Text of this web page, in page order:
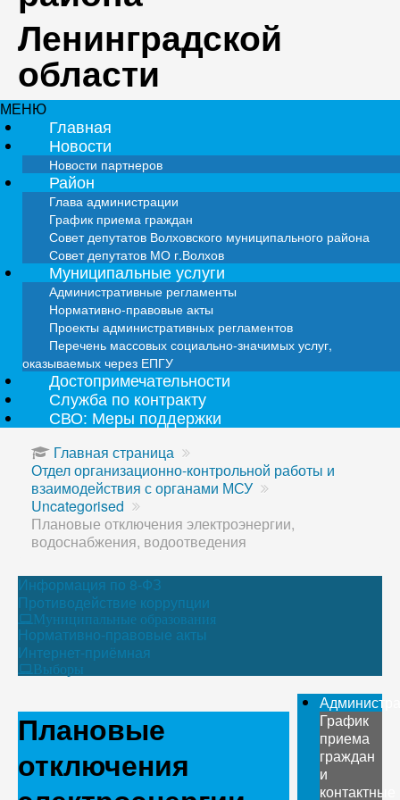
Ленинградской
области
МЕНЮ
Главная
Новости
Новости партнеров
Район
Глава администрации
График приема граждан
Совет депутатов Волховского муниципального района
Совет депутатов МО г.Волхов
Муниципальные услуги
Административные регламенты
Нормативно-правовые акты
Проекты административных регламентов
Перечень массовых социально-значимых услуг,
оказываемых через ЕПГУ
Достопримечательности
Служба по контракту
СВО: Меры поддержки
Главная страница
Отдел организационно-контрольной работы и
взаимодействия с органами МСУ
Uncategorised
Плановые отключения электроэнергии,
водоснабжения, водоотведения
Информация по 8-ФЗ
Противодействие коррупции
Муниципальные образования
Нормативно-правовые акты
Интернет-приёмная
Выборы
Плановые
отключения
График
приема
граждан
и
контактные